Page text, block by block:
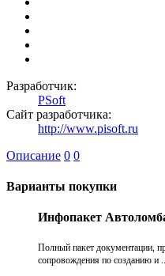
Разработчик:
PSoft
Сайт разработчика:
http://www.pisoft.ru
Описание 0 0
Варианты покупки
Инфопакет
Полный пакет документации,
сопровождения по созданию и